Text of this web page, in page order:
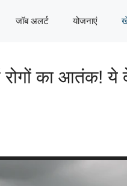
जॉब अलर्ट योजनाएं
रोगों का आतंक!